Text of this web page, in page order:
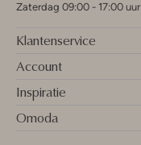
Zaterdag 09:00 - 17:00 uur
Klantenservice
Account
Inspiratie
Omoda